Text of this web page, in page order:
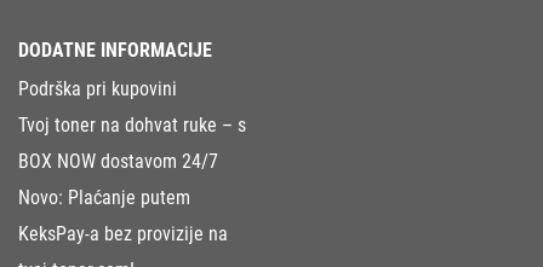
DODATNE INFORMACIJE
Podrška pri kupovini
Tvoj toner na dohvat ruke – s
BOX NOW dostavom 24/7
Novo: Plaćanje putem
KeksPay-a bez provizije na